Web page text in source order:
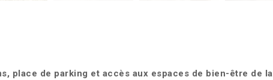
place de parking et accès aux espaces de bien-être de la